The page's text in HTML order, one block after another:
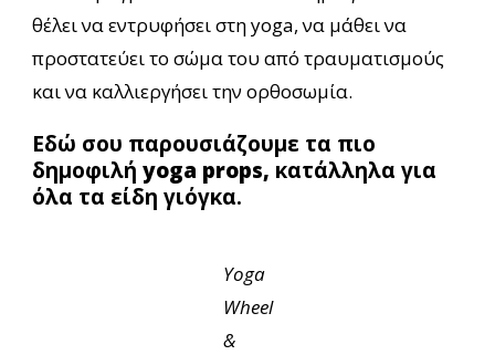
θέλει να εντρυφήσει στη yoga, να μάθει να
προστατεύει το σώμα του από τραυματισμούς
και να καλλιεργήσει την ορθοσωμία.
Εδώ σου παρουσιάζουμε τα πιο
δημοφιλή yoga props, κατάλληλα για
όλα τα είδη γιόγκα.
Yoga
Wheel
&